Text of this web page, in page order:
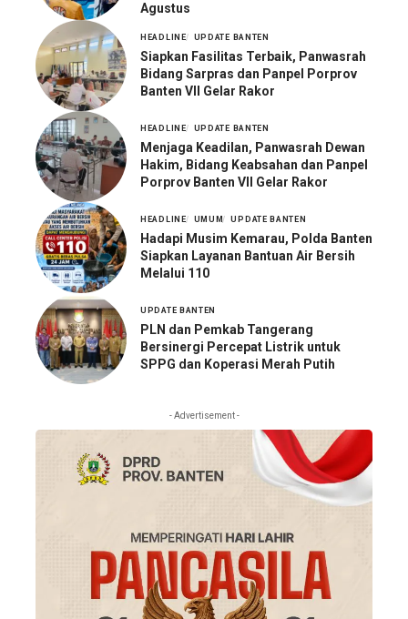
Agustus
HEADLINE UPDATE BANTEN
Siapkan Fasilitas Terbaik, Panwasrah
Bidang Sarpras dan Panpel Porprov
Banten VII Gelar Rakor
HEADLINE UPDATE BANTEN
Menjaga Keadilan, Panwasrah Dewan
Hakim, Bidang Keabsahan dan Panpel
Porprov Banten VII Gelar Rakor
HEADLINE UMUM UPDATE BANTEN
Hadapi Musim Kemarau, Polda Banten
Siapkan Layanan Bantuan Air Bersih
Melalui 110
UPDATE BANTEN
PLN dan Pemkab Tangerang
Bersinergi Percepat Listrik untuk
SPPG dan Koperasi Merah Putih
- Advertisement -